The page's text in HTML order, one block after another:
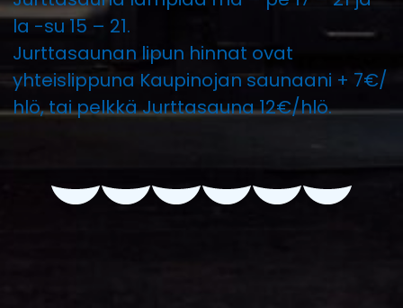
la -su 15 – 21.
Jurttasaunan lipun hinnat ovat
yhteislippuna Kaupinojan saunaani + 7€/
hlö, tai pelkkä Jurttasauna 12€/hlö.